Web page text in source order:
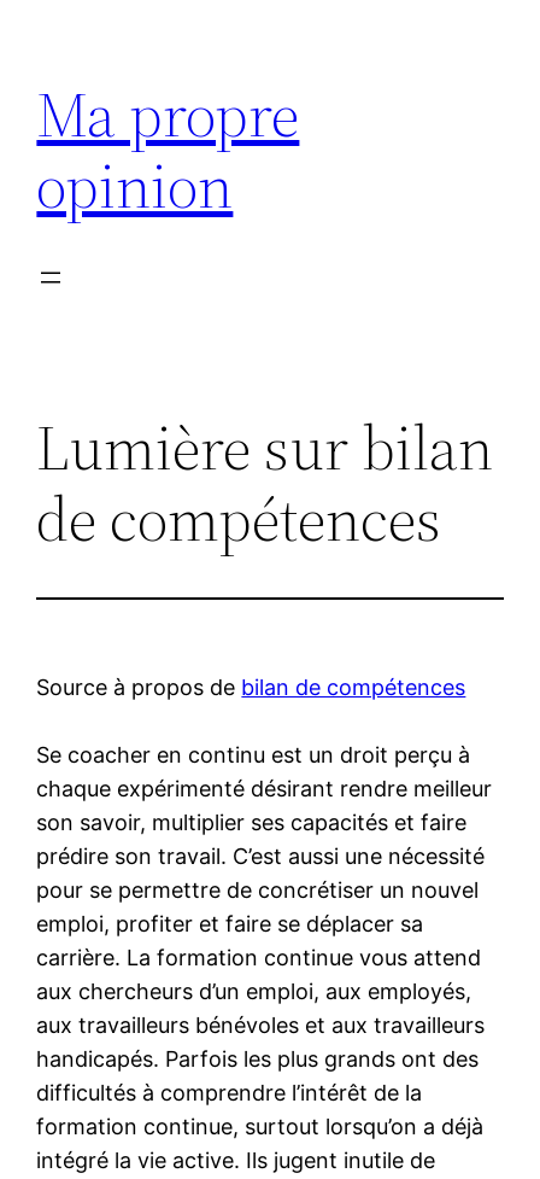
contenu
Ma propre
opinion
Lumière sur bilan
de compétences
Source à propos de bilan de compétences
Se coacher en continu est un droit perçu à
chaque expérimenté désirant rendre meilleur
son savoir, multiplier ses capacités et faire
prédire son travail. C’est aussi une nécessité
pour se permettre de concrétiser un nouvel
emploi, profiter et faire se déplacer sa
carrière. La formation continue vous attend
aux chercheurs d’un emploi, aux employés,
aux travailleurs bénévoles et aux travailleurs
handicapés. Parfois les plus grands ont des
difficultés à comprendre l’intérêt de la
formation continue, surtout lorsqu’on a déjà
intégré la vie active. Ils jugent inutile de